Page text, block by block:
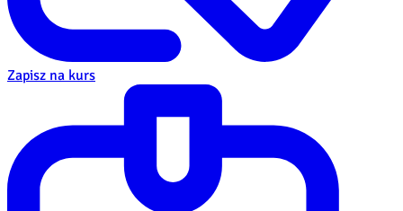
Zapisz na kurs